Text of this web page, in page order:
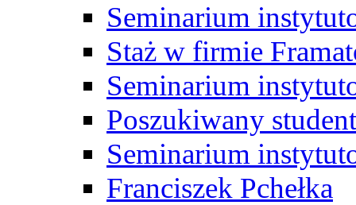
Seminarium
Staż w firmie
Seminarium
Poszukiwany
Seminarium
Franciszek Pchełka